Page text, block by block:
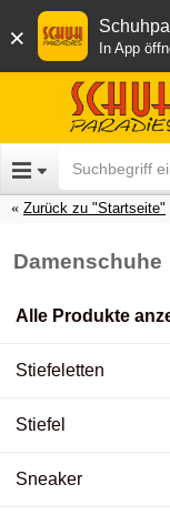
× In App
Zurück zu "Startseite"
Damenschuhe
Alle Produkte
Stiefeletten
Stiefel
Sneaker